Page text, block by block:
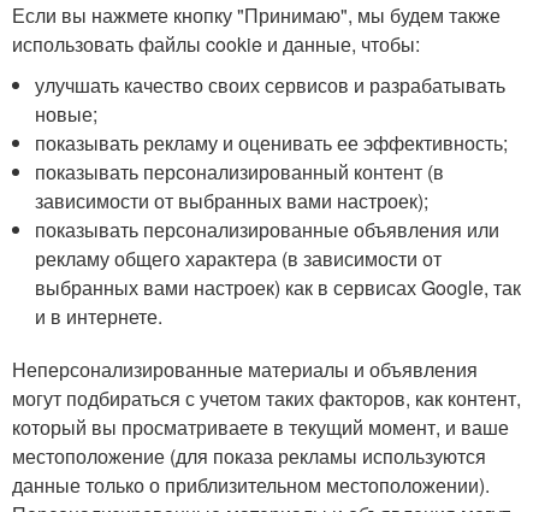
Если вы нажмете кнопку "Принимаю", мы будем также
использовать файлы cookie и данные, чтобы:
улучшать качество своих сервисов и разрабатывать
новые;
показывать рекламу и оценивать ее эффективность;
показывать персонализированный контент (в
зависимости от выбранных вами настроек);
показывать персонализированные объявления или
рекламу общего характера (в зависимости от
выбранных вами настроек) как в сервисах Google, так
и в интернете.
Неперсонализированные материалы и объявления
могут подбираться с учетом таких факторов, как контент,
который вы просматриваете в текущий момент, и ваше
местоположение (для показа рекламы используются
данные только о приблизительном местоположении).